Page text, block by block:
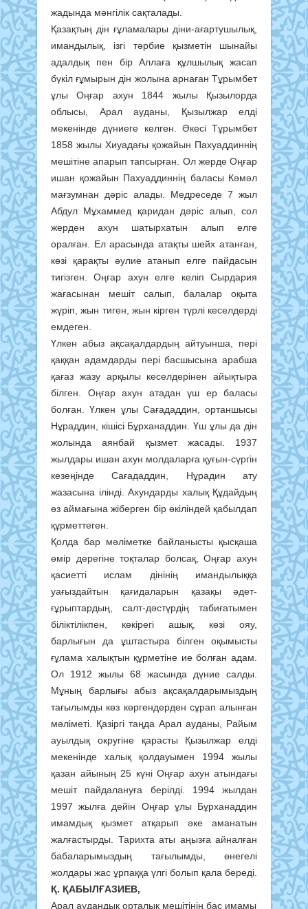
жадында мәнгілік сақталады.
Қазақтың дін ғұламалары діни-ағартушылық,
имандылық, ізгі тәрбие қызметін шынайы
адалдық пен бір Аллаға құлшылық жасап
бүкіл ғұмырын дін жолына арнаған Тұрымбет
ұлы Оңғар ахун 1844 жылы Қызылорда
облысы, Арал ауданы, Қызылжар елді
мекенінде дүниеге келген. Әкесі Тұрымбет
1858 жылы Хиуадағы қожайын Пахуаддиннің
мешітіне апарып тапсырған. Ол жерде Оңғар
ишан қожайын Пахуаддиннің баласы Кәмәл
мағзумнан дәріс алады. Медреседе 7 жыл
Абдул Мұхаммед қаридан дәріс алып, сол
жерден ахун шатырхатын алып елге
оралған. Ел арасында атақты шейх атанған,
көзі қарақты әулие атанып елге пайдасын
тигізген. Оңғар ахун елге келіп Сырдария
жағасынан мешіт салып, балалар оқыта
жүріп, жын тиген, жын кірген түрлі кеселдерді
емдеген.
Үлкен абыз ақсақалдардың айтуынша, пері
қаққан адамдарды пері басшысына арабша
қағаз жазу арқылы кеселдерінен айықтыра
білген. Оңғар ахун атадан үш ер баласы
болған. Үлкен ұлы Сағададдин, ортаншысы
Нұраддин, кішісі Бұрханаддин. Үш ұлы да дін
жолында аянбай қызмет жасады. 1937
жылдары ишан ахун молдаларға қуғын-сүргін
кезеңінде Сағададдин, Нұрадин ату
жазасына ілінді. Ахундарды халық Құдайдың
өз аймағына жіберген бір өкіліндей қабылдап
құрметтеген.
Қолда бар мәліметке байланысты қысқаша
өмір дерегіне тоқталар болсақ, Оңғар ахун
қасиетті ислам дінінің имандылыққа
уағыздайтын қағидаларын қазақы әдет-
ғұрыптардың, салт-дәстүрдің табиғатымен
біліктілікпен, көкірегі ашық, көзі ояу,
барлығын да ұштастыра білген оқымысты
ғұлама халықтын құрметіне ие болған адам.
Ол 1912 жылы 68 жасында дүние салды.
Мұның барлығы абыз ақсақалдарымыздың
тағылымды көз көргендерден сұрап алынған
мәліметі. Қазіргі таңда Арал ауданы, Райым
ауылдық округіне қарасты Қызылжар елді
мекенінде халық қолдауымен 1994 жылы
қазан айының 25 күні Оңғар ахун атындағы
мешіт пайдалануға берілді. 1994 жылдан
1997 жылға дейін Оңғар ұлы Бұрханаддин
имамдық қызмет атқарып әке аманатын
жалғастырды. Тарихта аты аңызға айналған
бабаларымыздың тағылымды, өнегелі
жолдары жас ұрпаққа үлгі болып қала береді.
Қ. ҚАБЫЛҒАЗИЕВ,
Арал аудандық орталық мешітінің бас имамы